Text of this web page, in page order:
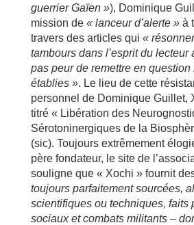
guerrier Gaïen »), Dominique
mission de « lanceur d’alerte » à
travers des articles qui «
tambours dans l’esprit du lecteur
pas peur de remettre en
établies ». Le lieu de cette
personnel de Dominique Guillet,
titré « Libération des
Sérotoninergiques de la
(sic). Toujours extrêmement
père fondateur, le site de
souligne que « Xochi » fournit
toujours parfaitement sourcées,
scientifiques ou techniques, faits
sociaux et combats militants –